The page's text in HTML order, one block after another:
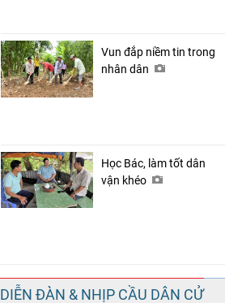
Vun đắp niềm tin trong
nhân dân
Học Bác, làm tốt dân
vận khéo
DIỄN ĐÀN & NHỊP CẦU DÂN CỬ